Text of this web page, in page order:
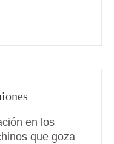
en los
que goza